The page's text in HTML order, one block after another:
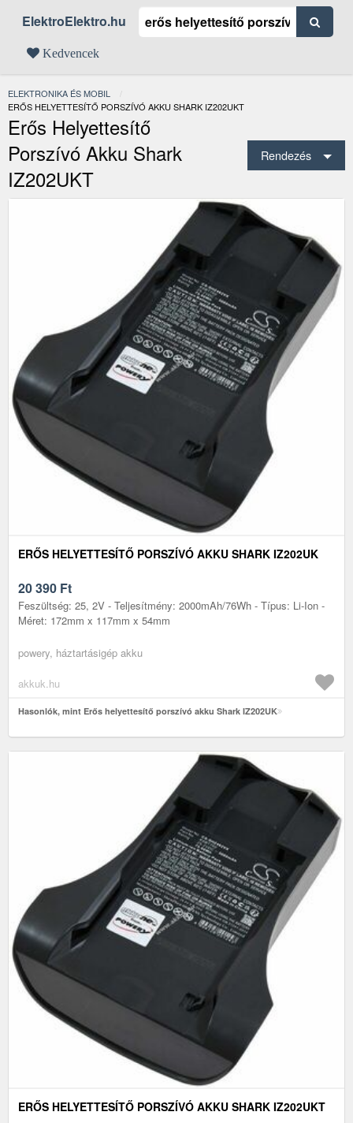
ElektroElektro.hu
Kedvencek
ELEKTRONIKA ÉS MOBIL
JELENLEGI:
ERŐS HELYETTESÍTŐ PORSZÍVÓ AKKU SHARK IZ202UKT
Erős Helyettesítő
Porszívó Akku Shark
IZ202UKT
Rendezés
ERŐS HELYETTESÍTŐ PORSZÍVÓ AKKU SHARK IZ202UK
20 390 Ft
Feszültség: 25, 2V - Teljesítmény: 2000mAh/76Wh - Típus: Li-Ion -
Méret: 172mm x 117mm x 54mm
powery, háztartásigép akku
akkuk.hu
Hasonlók, mint Erős helyettesítő porszívó akku Shark IZ202UK
ERŐS HELYETTESÍTŐ PORSZÍVÓ AKKU SHARK IZ202UKT